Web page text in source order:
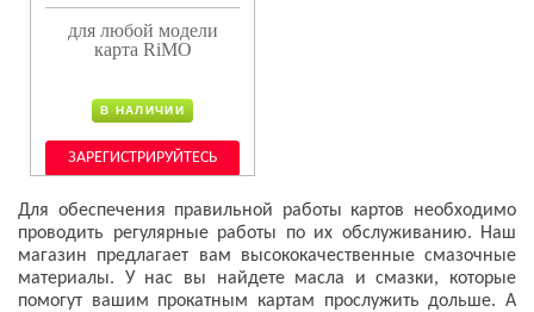
для любой модели
карта RiMO
В НАЛИЧИИ
ЗАРЕГИСТРИРУЙТЕСЬ
Для обеспечения правильной работы картов необходимо
проводить регулярные работы по их обслуживанию. Наш
магазин предлагает вам высококачественные смазочные
материалы. У нас вы найдете масла и смазки, которые
помогут вашим прокатным картам прослужить дольше. А